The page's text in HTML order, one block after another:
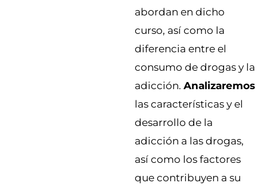
abordan en dicho
curso, así como la
diferencia entre el
consumo de drogas y la
adicción. Analizaremos
las características y el
desarrollo de la
adicción a las drogas,
así como los factores
que contribuyen a su